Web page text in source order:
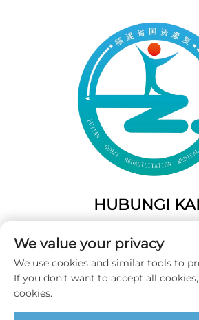
HUBUNGI
Tiongkok
Telp:+86-19859128239
E-Mail:
We value your privacy
We use cookies and similar tools to
If you don't want to accept all
cookies.